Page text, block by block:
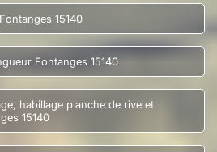
15140
Fontanges 15140
habillage planche de rive et
15140